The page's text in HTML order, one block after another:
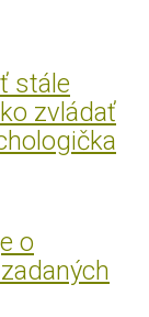
stále
zvládať
o